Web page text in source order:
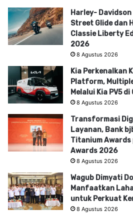
Harley-
Street Glide dan
Classie Liberty
2026
8 Agustus 2026
Kia Perkenalkan
Platform,
Melalui Kia PV5 di
8 Agustus 2026
Transformasi
Layanan, Bank
Titanium Awards
Awards 2026
8 Agustus 2026
Wagub Dimyati
Manfaatkan
untuk Perkuat
8 Agustus 2026